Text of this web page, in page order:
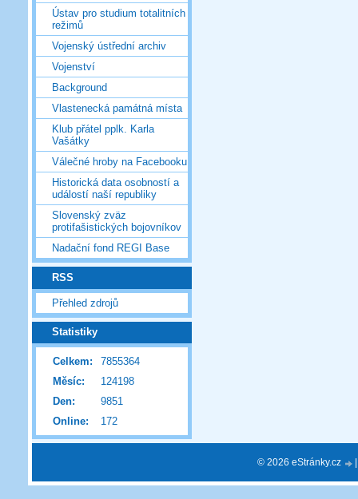
Ústav pro studium totalitních
režimů
Vojenský ústřední archiv
Vojenství
Background
Vlastenecká památná místa
Klub přátel pplk. Karla
Vašátky
Válečné hroby na Facebooku
Historická data osobností a
událostí naší republiky
Slovenský zväz
protifašistických bojovníkov
Nadační fond REGI Base
RSS
Přehled zdrojů
Statistiky
Online: 172
Celkem:
7855364
Měsíc:
124198
Den:
9851
© 2026 eStránky.cz